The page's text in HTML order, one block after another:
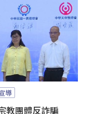
導
教團體反詐騙